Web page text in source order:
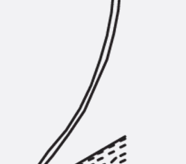
Doppelkerbzahnschraube JKB
Doppelkerbzahnschraube JKC
Zahnschraube JXB
Zahnschraube JXD
Zahnschraube JXE
Zahnschraube JXH
Zahnschraube JZS
Zurück Anschlagbefestigungen